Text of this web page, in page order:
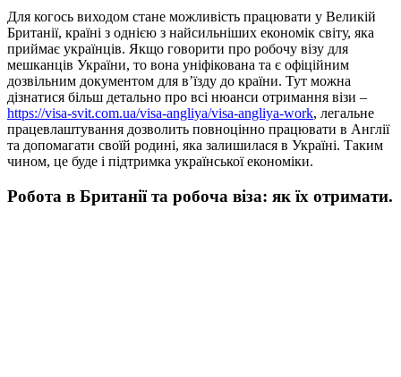
Для когось виходом стане можливість працювати у Великій
Британії, країні з однією з найсильніших економік світу, яка
приймає українців. Якщо говорити про робочу візу для
мешканців України, то вона уніфікована та є офіційним
дозвільним документом для в’їзду до країни. Тут можна
дізнатися більш детально про всі нюанси отримання візи –
https://visa-svit.com.ua/visa-angliya/visa-angliya-work, легальне
працевлаштування дозволить повноцінно працювати в Англії
та допомагати своїй родині, яка залишилася в Україні. Таким
чином, це буде і підтримка української економіки.
Робота в Британії та робоча віза: як їх отримати.